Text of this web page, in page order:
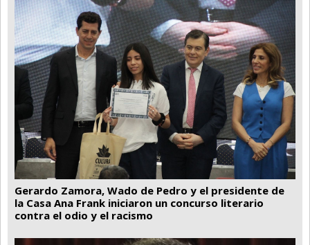
Gerardo Zamora, Wado de Pedro y el presidente de
la Casa Ana Frank iniciaron un concurso literario
contra el odio y el racismo